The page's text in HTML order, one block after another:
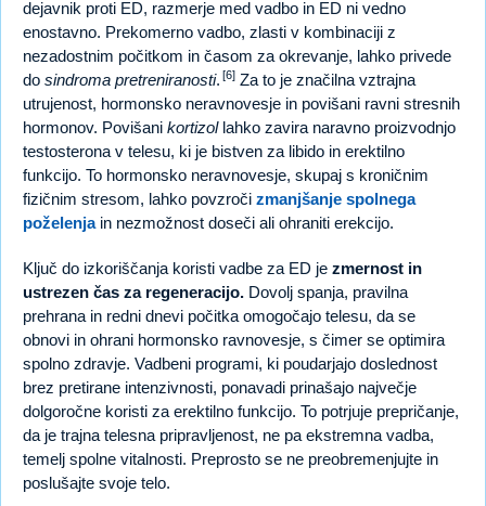
dejavnik proti ED, razmerje med vadbo in ED ni vedno
enostavno. Prekomerno vadbo, zlasti v kombinaciji z
nezadostnim počitkom in časom za okrevanje, lahko privede
do sindroma pretreniranosti. [6] Za to je značilna vztrajna
utrujenost, hormonsko neravnovesje in povišani ravni stresnih
hormonov. Povišani kortizollahko zavira naravno proizvodnjo
testosterona v telesu, ki je bistven za libido in erektilno
funkcijo. To hormonsko neravnovesje, skupaj s kroničnim
fizičnim stresom, lahko povzroči zmanjšanje spolnega
poželenjain nezmožnost doseči ali ohraniti erekcijo.
Ključ do izkoriščanja koristi vadbe za ED je zmernost in
ustrezen čas za regeneracijo. Dovolj spanja, pravilna
prehrana in redni dnevi počitka omogočajo telesu, da se
obnovi in ohrani hormonsko ravnovesje, s čimer se optimira
spolno zdravje. Vadbeni programi, ki poudarjajo doslednost
brez pretirane intenzivnosti, ponavadi prinašajo največje
dolgoročne koristi za erektilno funkcijo. To potrjuje prepričanje,
da je trajna telesna pripravljenost, ne pa ekstremna vadba,
temelj spolne vitalnosti. Preprosto se ne preobremenjujte in
poslušajte svoje telo.